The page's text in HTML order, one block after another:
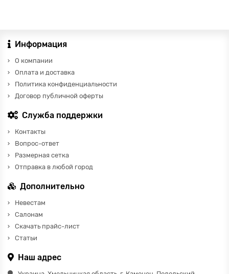
Информация
О компании
Оплата и доставка
Политика конфиденциальности
Договор публичной оферты
Служба поддержки
Контакты
Вопрос-ответ
Размерная сетка
Отправка в любой город
Дополнительно
Невестам
Салонам
Скачать прайс-лист
Статьи
Наш адрес